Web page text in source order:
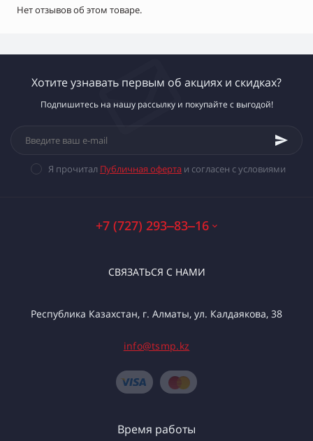
Нет отзывов об этом товаре.
Хотите узнавать первым об акциях и скидках?
Подпишитесь на нашу рассылку и покупайте с выгодой!
Я прочитал Публичная оферта и согласен с условиями
+7 (727) 293‒83‒16
СВЯЗАТЬСЯ С НАМИ
Республика Казахстан, г. Алматы, ул. Калдаякова, 38
info@tsmp.kz
Время работы